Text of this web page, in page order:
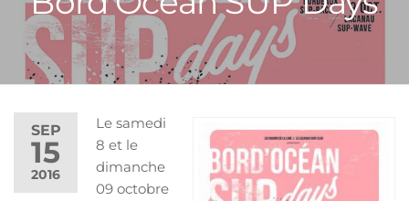
SEP
15
2016
Le samedi
8 et le
dimanche
09 octobre